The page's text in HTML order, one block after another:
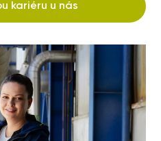
kariéru u nás